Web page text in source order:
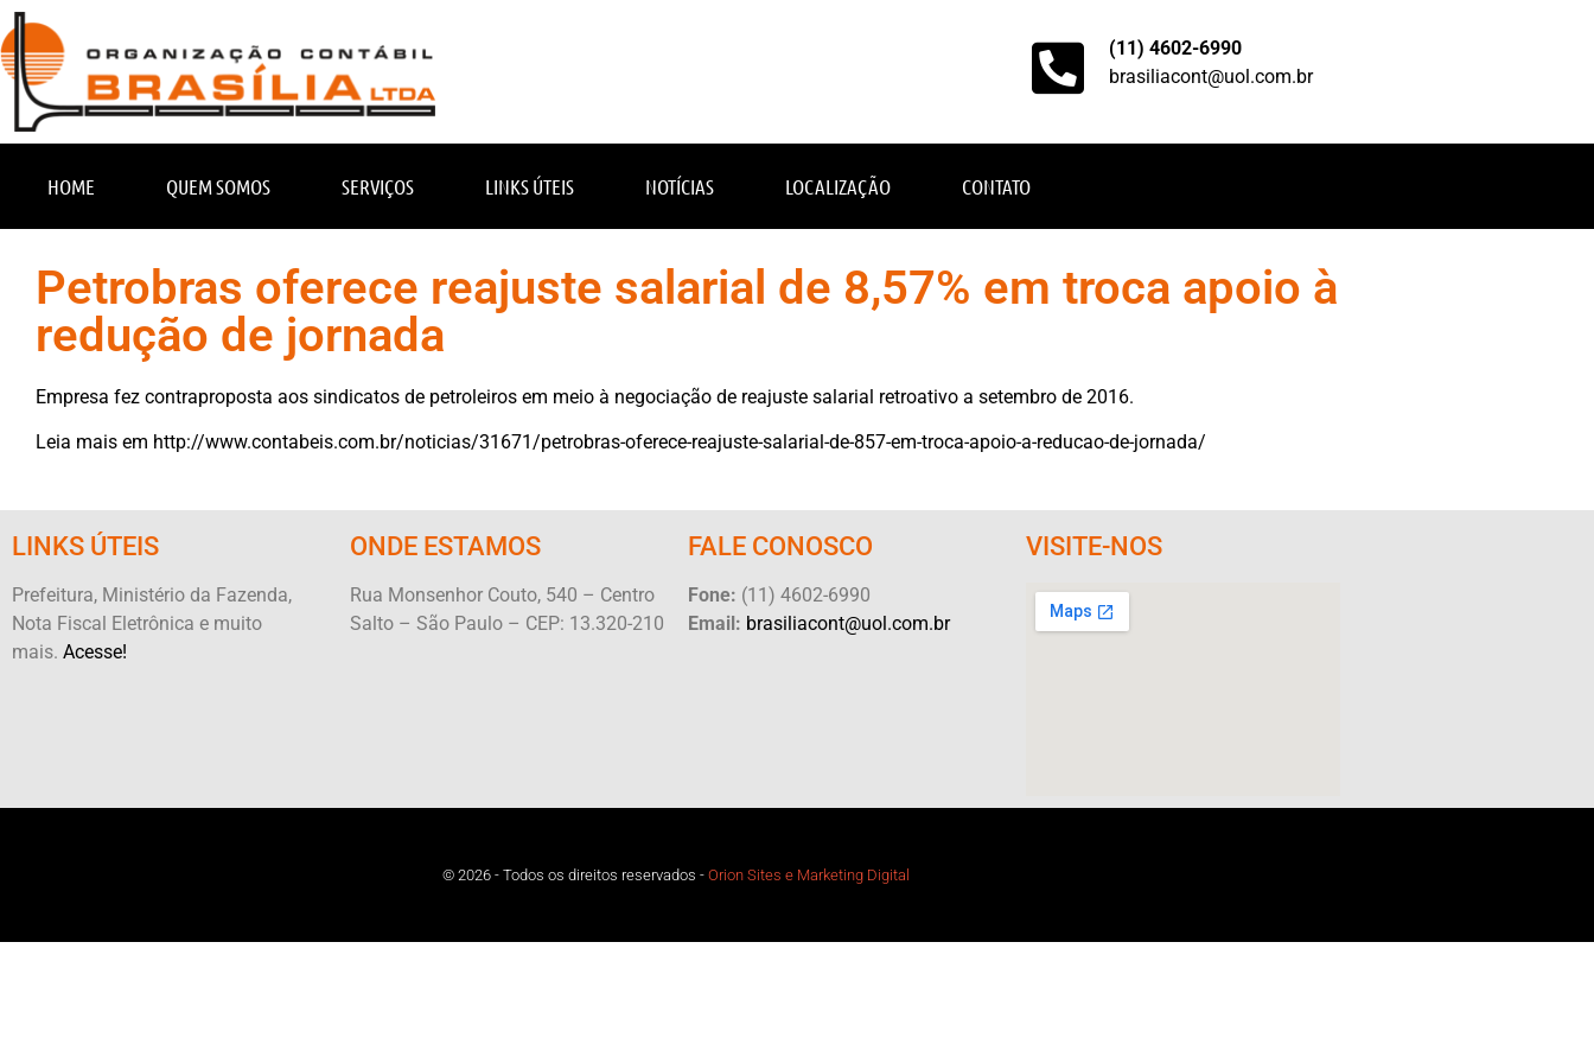
(11) 4602-6990
brasiliacont@uol.com.br
HOME QUEM SOMOS SERVIÇOS LINKS ÚTEIS NOTÍCIAS LOCALIZAÇÃO CONTATO
Petrobras oferece reajuste salarial de 8,57% em troca apoio à
redução de jornada
Empresa fez contraproposta aos sindicatos de petroleiros em meio à negociação de reajuste salarial retroativo a setembro de 2016.
Leia mais em http://www.contabeis.com.br/noticias/31671/petrobras-oferece-reajuste-salarial-de-857-em-troca-apoio-a-reducao-de-jornada/
LINKS ÚTEIS
Prefeitura, Ministério da Fazenda,
Nota Fiscal Eletrônica e muito
mais. Acesse!
ONDE ESTAMOS
Rua Monsenhor Couto, 540 – Centro
Salto – São Paulo – CEP: 13.320-210
FALE CONOSCO
Fone: (11) 4602-6990
Email: brasiliacont@uol.com.br
VISITE-NOS
© 2026 - Todos os direitos reservados - Orion Sites e Marketing Digital